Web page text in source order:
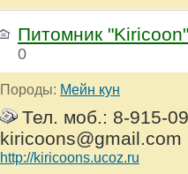
Питомник "Kiricoon"
0
Породы: Мейн кун
Тел. моб.: 8-915-
kiricoons@gmail.com
http://kiricoons.ucoz.ru